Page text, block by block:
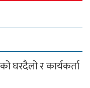
घरदैलो र कार्यकर्ता